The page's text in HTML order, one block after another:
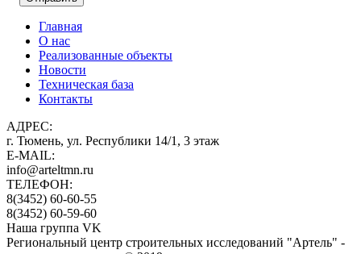
Главная
О нас
Реализованные объекты
Новости
Техническая база
Контакты
АДРЕС:
г. Тюмень, ул. Республики 14/1, 3 этаж
E-MAIL:
info@arteltmn.ru
ТЕЛЕФОН:
8(3452) 60-60-55
8(3452) 60-59-60
Наша группа VK
Региональный центр строительных исследований "Артель" -